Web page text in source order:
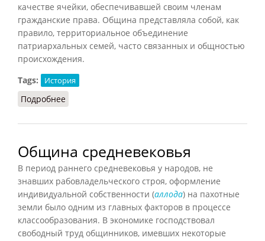
качестве ячейки, обеспечивавшей своим членам
гражданские права. Община представляла собой, как
правило, территориальное объединение
патриархальных семей, часто связанных и общностью
происхождения.
Tags:
История
Подробнее
Община средневековья
В период раннего средневековья у народов, не
знавших рабовладельческого строя, оформление
индивидуальной собственности (аллода) на пахотные
земли было одним из главных факторов в процессе
классообразования. В экономике господствовал
свободный труд общинников, имевших некоторые